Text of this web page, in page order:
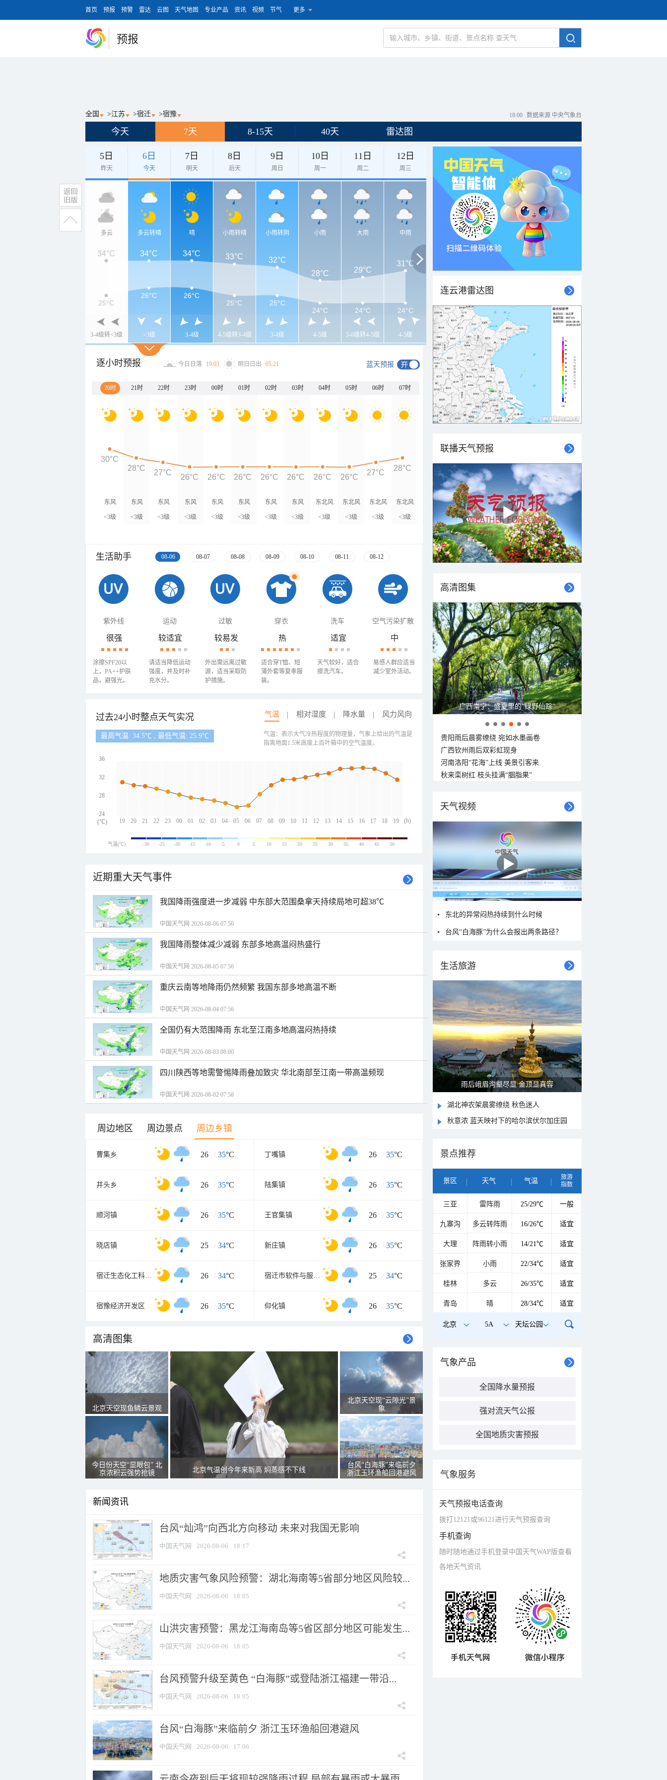
首页 预报 预警 雷达 云图 天气地图 专业产品 资讯 视频 节气 更多
预报
全国 >江苏 >宿迁 >宿豫 18:00 数据来源 中央气象台
今天 7天 8-15天 40天 雷达图
5日
昨天
6日
今天
7日
明天
8日
后天
9日
周日
10日
周一
11日
周二
12日
周三
多云
3-4级转<3级
多云转晴
<3级
晴
3-4级
小雨转晴
4-5级转3-4级
小雨转阴
3-4级
小雨
4-5级
大雨
5-6级转4-5级
中雨
4-5级
34°C 34°C 34°C 33°C 32°C
28°C 29°C
31°C
25°C
26°C
26°C
25°C
25°C
24°C
24°C 24°C
逐小时预报 今日日落 19:03 明日日出 05:21 蓝天预报
20时 21时 22时 23时 00时 01时 02时 03时 04时 05时 06时 07时
东风
<3级
东风
<3级
东风
<3级
东风
<3级
东风
<3级
东风
<3级
东风
<3级
东风
<3级
东北风
<3级
东北风
<3级
东北风
<3级
东北风
<3级
30°C
28°C
27°C
26°C 26°C 26°C 26°C 26°C 26°C 26°C
27°C
28°C
生活助手 08-06 08-07 08-08 08-09 08-10 08-11 08-12
紫外线 运动 过敏 穿衣 洗车 空气污染扩散
很强
涂擦SPF20以
上，PA++护肤
品，避强光。
较适宜
请适当降低运动
强度，并及时补
充水分。
较易发
外出需远离过敏
源，适当采取防
护措施。
热
适合穿T恤、短
薄外套等夏季服
装。
适宜
天气较好，适合
擦洗汽车。
中
易感人群应适当
减少室外活动。
过去24小时整点天气实况 气温 相对湿度 降水量 风力风向
最高气温: 34.5℃ , 最低气温: 25.9℃
19 20 21 22 23 00 01 02 03 04 05 06 07 08 09 10 11 12 13 14 15 16 17 18 19
36
32
28
24
(h)
(℃)
气温：表示大气冷热程度的物理量，气象上给出的气温是
指离地面1.5米高度上百叶箱中的空气温度。
气温(℃) -30 -25 -20 -15 -10 -5 0 5 10 15 20 25 30 35 40 45 50
近期重大天气事件
我国降雨强度进一步减弱 中东部大范围桑拿天持续局地可超38℃
中国天气网 2026-08-06 07:50
我国降雨整体减少减弱 东部多地高温闷热盛行
中国天气网 2026-08-05 07:56
重庆云南等地降雨仍然频繁 我国东部多地高温不断
中国天气网 2026-08-04 07:56
全国仍有大范围降雨 东北至江南多地高温闷热持续
中国天气网 2026-08-03 08:00
四川陕西等地需警惕降雨叠加致灾 华北南部至江南一带高温频现
中国天气网 2026-08-02 07:58
周边地区 周边景点 周边乡镇
曹集乡 26 / 35°C 丁嘴镇 26 / 35°C
井头乡 26 / 35°C 陆集镇 26 / 35°C
顺河镇 26 / 35°C 王官集镇 26 / 35°C
晓店镇 25 / 34°C 新庄镇 26 / 35°C
宿迁生态化工科技产业园 26 / 34°C 宿迁市软件与服务外包产业园 25 / 34°C
宿豫经济开发区 26 / 35°C 仰化镇 26 / 35°C
高清图集
北京天空现鱼鳞云景观
今日份天空“显眼包” 北
京浓积云强势抢镜
北京气温创今年来新高 焖蒸感不下线
北京天空现“云隙光”景
象
台风“白海豚”来临前夕
浙江玉环渔船回港避风
新闻资讯
台风“灿鸿”向西北方向移动 未来对我国无影响
中国天气网 2026-08-06 18:17
地质灾害气象风险预警：湖北海南等5省部分地区风险较...
中国天气网 2026-08-06 18:05
山洪灾害预警：黑龙江海南岛等5省区部分地区可能发生...
中国天气网 2026-08-06 18:05
台风预警升级至黄色 “白海豚”或登陆浙江福建一带沿...
中国天气网 2026-08-06 18:05
台风“白海豚”来临前夕 浙江玉环渔船回港避风
中国天气网 2026-08-06 17:06
连云港雷达图
联播天气预报
高清图集
广西南宁：盛夏里的“绿野仙踪”
贵阳雨后晨雾缭绕 宛如水墨画卷
广西钦州雨后双彩虹现身
河南洛阳“花海”上线 美景引客来
秋来栾树红 枝头挂满“胭脂果”
天气视频
东北的异常闷热持续到什么时候
台风“白海豚”为什么会报出两条路径？
生活旅游
雨后峨眉沟壑尽显 金顶显真容
湖北神农架晨雾缭绕 秋色迷人
秋意浓 蓝天映衬下的哈尔滨伏尔加庄园
景点推荐
景区 天气 气温
旅游
指数
三亚 雷阵雨 25/29℃ 一般
九寨沟 多云转阵雨 16/26℃ 适宜
大理 阵雨转小雨 14/21℃ 适宜
张家界 小雨 22/34℃ 适宜
桂林 多云 26/35℃ 适宜
青岛 晴 28/34℃ 适宜
北京 5A 天坛公园
气象产品
全国降水量预报
强对流天气公报
全国地质灾害预报
气象服务
天气预报电话查询
拨打12121或96121进行天气预报查询
手机查询
随时随地通过手机登录中国天气WAP版查看
各地天气资讯